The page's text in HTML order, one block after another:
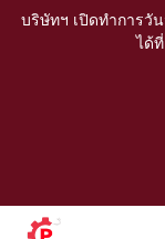
บริษัทฯ เปิดทำการวัน
ได้ที่